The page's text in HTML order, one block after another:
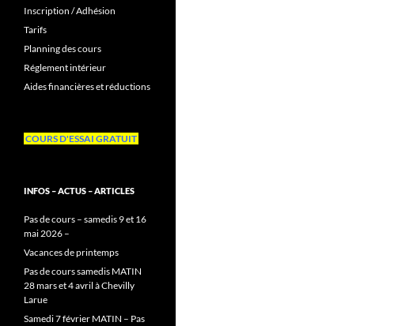
Inscription / Adhésion
Tarifs
Planning des cours
Réglement intérieur
Aides financières et réductions
COURS D'ESSAI GRATUIT
INFOS – ACTUS – ARTICLES
Pas de cours – samedis 9 et 16
mai 2026 –
Vacances de printemps
Pas de cours samedis MATIN
28 mars et 4 avril à Chevilly
Larue
Samedi 7 février MATIN – Pas